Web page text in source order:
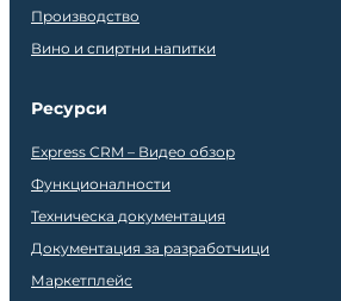
Производство
Вино и спиртни напитки
Ресурси
Express CRM – Видео обзор
Функционалности
Техническа документация
Документация за разработчици
Маркетплейс